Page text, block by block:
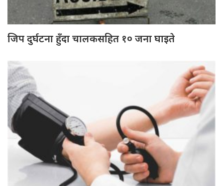
जिप दुर्घटना हुँदा चालकसहित १० जना घाइते